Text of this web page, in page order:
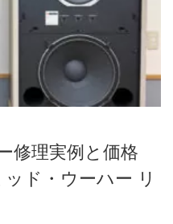
理実例と価格
ド・ウーハー リ